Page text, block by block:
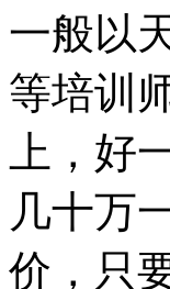
一般以
等培训
上，好
几十万
价，只